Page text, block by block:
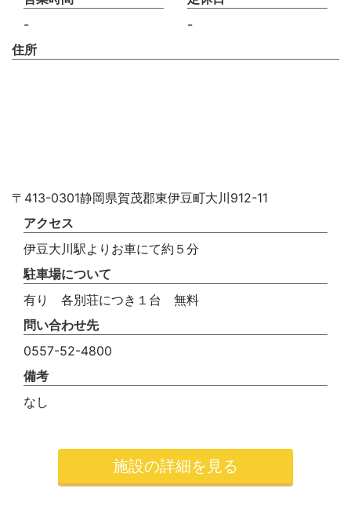
-
-
住所
〒413-0301静岡県賀茂郡東伊豆町大川912-11
アクセス
伊豆大川駅よりお車にて約５分
駐車場について
有り 各別荘につき１台 無料
問い合わせ先
0557-52-4800
備考
なし
施設の詳細を見る